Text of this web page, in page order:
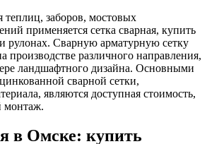
теплиц, заборов, мостовых
применяется сетка сварная, купить
рулонах. Сварную арматурную сетку
производстве различного направления,
ландшафтного дизайна. Основными
сварной сетки,
являются доступная стоимость,
монтаж.
в Омске: купить